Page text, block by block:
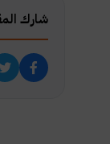
شارك